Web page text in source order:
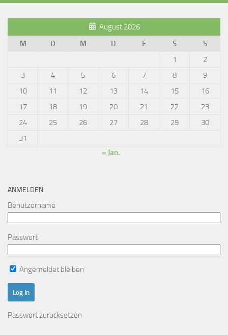
August 2026
M
D M D F S
S
1
2
3
4 5 6 7 8
9
10
11 12 13 14 15
16
17
18 19 20 21 22
23
24
25 26 27 28 29
30
31
« Jan.
ANMELDEN
Benutzername
Passwort
Angemeldet bleiben
Passwort zurücksetzen